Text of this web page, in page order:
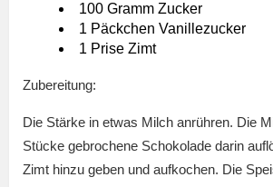
100 Gramm Zucker
1 Päckchen Vanillezucker
1 Prise Zimt
Zubereitung:
Die Stärke in etwas Milch anrühren. Die
Stücke gebrochene Schokolade darin
Zimt hinzu geben und aufkochen. Die